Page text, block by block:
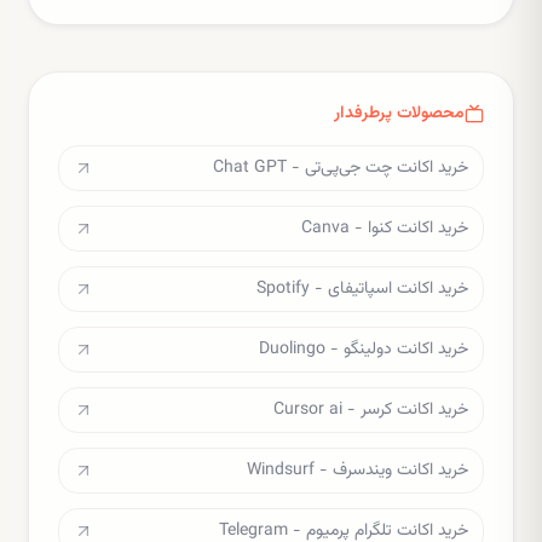
محصولات پرطرفدار
خرید اکانت چت جی‌پی‌تی - Chat GPT
خرید اکانت کنوا - Canva
خرید اکانت اسپاتیفای - Spotify
خرید اکانت دولینگو - Duolingo
خرید اکانت کرسر - Cursor ai
خرید اکانت ویندسرف - Windsurf
خرید اکانت تلگرام پرمیوم - Telegram